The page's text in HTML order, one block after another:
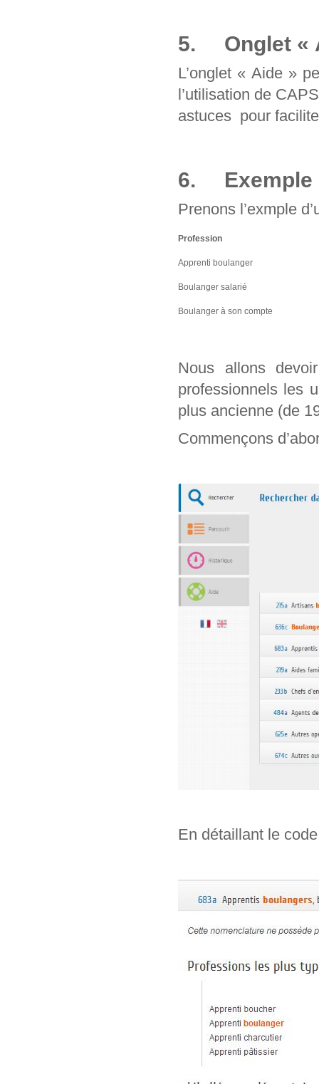
5. Onglet «
L’onglet « Aide »
l’utilisation de
astuces pour
6. Exemple
Prenons l’exmple
Profession
Apprenti boulanger
Boulanger salarié
Boulanger à son compte
Nous allons
professionnels les
plus ancienne (de
Commençons
En détaillant le